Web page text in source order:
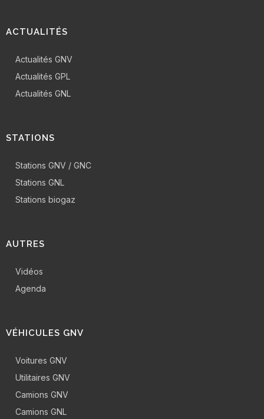
ACTUALITÉS
Actualités GNV
Actualités GPL
Actualités GNL
STATIONS
Stations GNV / GNC
Stations GNL
Stations biogaz
AUTRES
Vidéos
Agenda
VÉHICULES GNV
Voitures GNV
Utilitaires GNV
Camions GNV
Camions GNL